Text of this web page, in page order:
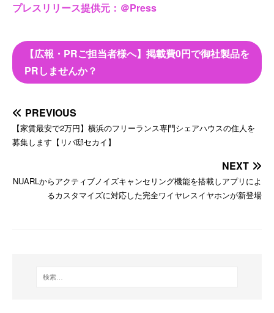
プレスリリース提供元：＠Press
【広報・PRご担当者様へ】掲載費0円で御社製品を
PRしませんか？
PREVIOUS
【家賃最安で2万円】横浜のフリーランス専門シェアハウスの住人を
募集します【リバ邸セカイ】
NEXT
NUARLからアクティブノイズキャンセリング機能を搭載しアプリによ
るカスタマイズに対応した完全ワイヤレスイヤホンが新登場